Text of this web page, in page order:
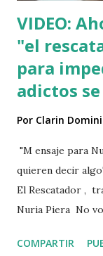
VIDEO:
"el
para
adictos
Por Clarin
"M ensaje para
quieren decir
El Rescatador ,
Nuria Piera No
ayudar a las
COMPARTIR